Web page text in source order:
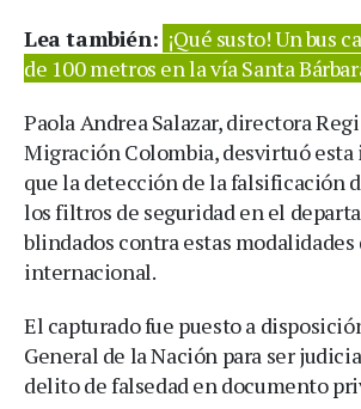
Lea también: ¡Qué susto! Un bus
de 100 metros en la vía Santa
Paola Andrea Salazar, directora
Migración Colombia, desvirtuó esta
que la detección de la falsificación
los filtros de seguridad en el
blindados contra estas modalidades
internacional.
El capturado fue puesto a
General de la Nación para ser
delito de falsedad en documento